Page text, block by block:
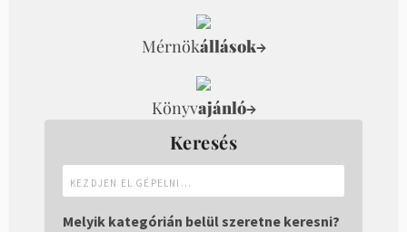
Mérnökállások→
Könyvajánló→
Keresés
el
gépelni...
Melyik kategórián belül szeretne keresni?